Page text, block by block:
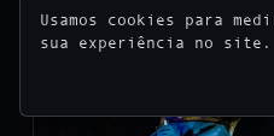
Usamos cookies para
sua experiência no site.